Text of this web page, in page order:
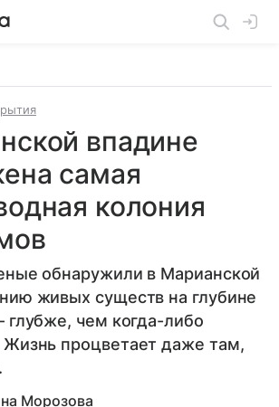
впадине
самая
колония
обнаружили в Марианской
живых существ на глубине
глубже, чем когда-либо
Жизнь процветает даже там,
Морозова